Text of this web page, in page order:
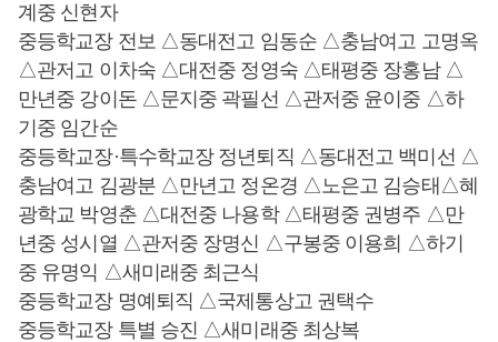
계중 신현자
중등학교장 전보 △동대전고 임동순 △충남여고 고명옥
△관저고 이차숙 △대전중 정영숙 △태평중 장홍남 △
만년중 강이돈 △문지중 곽필선 △관저중 윤이중 △하
기중 임간순
중등학교장·특수학교장 정년퇴직 △동대전고 백미선 △
충남여고 김광분 △만년고 정온경 △노은고 김승태△혜
광학교 박영춘 △대전중 나용학 △태평중 권병주 △만
년중 성시열 △관저중 장명신 △구봉중 이용희 △하기
중 유명익 △새미래중 최근식
중등학교장 명예퇴직 △국제통상고 권택수
중등학교장 특별 승진 △새미래중 최상복